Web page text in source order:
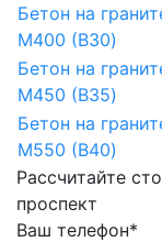
Бетон на
М400 (B30)
Бетон на
М450 (B35)
Бетон на
М550 (B40)
Рассчитайте
проспект
Ваш телефон*